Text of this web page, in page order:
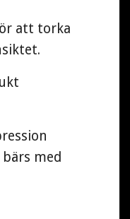
att torka
med